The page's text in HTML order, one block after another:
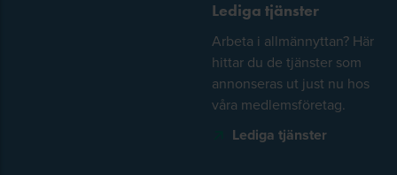
Lediga tjänster
Arbeta i allmännyttan? Här
hittar du de tjänster som
annonseras ut just nu hos
våra medlemsföretag.
Lediga tjänster